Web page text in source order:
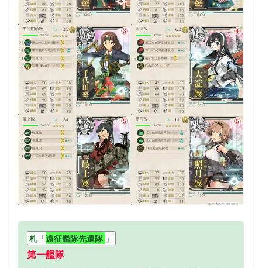
札「遠征艦隊先遣隊」が付いた艦はE3最初のギミッ
クでも使用します
そこでは対地(集積地)や夜戦火力が必要なので、その
辺りにも対応できる艦娘を少し起用しておくと良い
でしょう
ボスはそこまで強くはないので、それなりの火力を
用意すれば問題なく倒せるかと思います
空母対策として対空カットインを採用しました
札「遠征艦隊先遣隊 」
第一艦隊